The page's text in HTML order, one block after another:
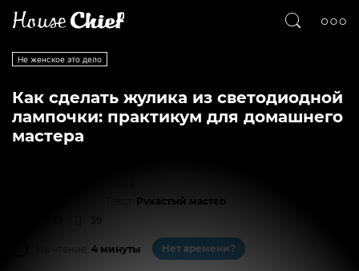
Не женское это дело
Как сделать жулика из светодиодной
лампочки: практикум для домашнего
мастера
Рукастый мастер
4 минуты Нет времени?